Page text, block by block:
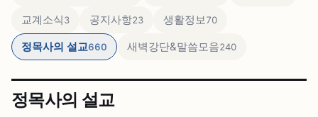
교계소식3 공지사항23 생활정보70
정목사의 설교660 새벽강단&말씀모음240
정목사의 설교